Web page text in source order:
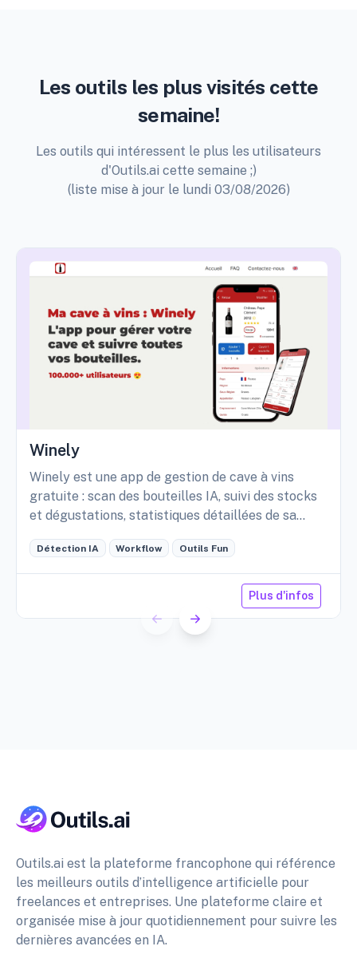
Les outils les plus visités cette
semaine!
Les outils qui intéressent le plus les utilisateurs
d'Outils.ai cette semaine ;)
(liste mise à jour le lundi 03/08/2026)
Winely
Winely est une app de gestion de cave à vins
gratuite : scan des bouteilles IA, suivi des stocks
et dégustations, statistiques détaillées de sa
Détection IA Workflow Outils Fun
Plus d'infos
Outils.ai est la plateforme francophone qui référence
les meilleurs outils d’intelligence artificielle pour
freelances et entreprises. Une plateforme claire et
organisée mise à jour quotidiennement pour suivre les
dernières avancées en IA.